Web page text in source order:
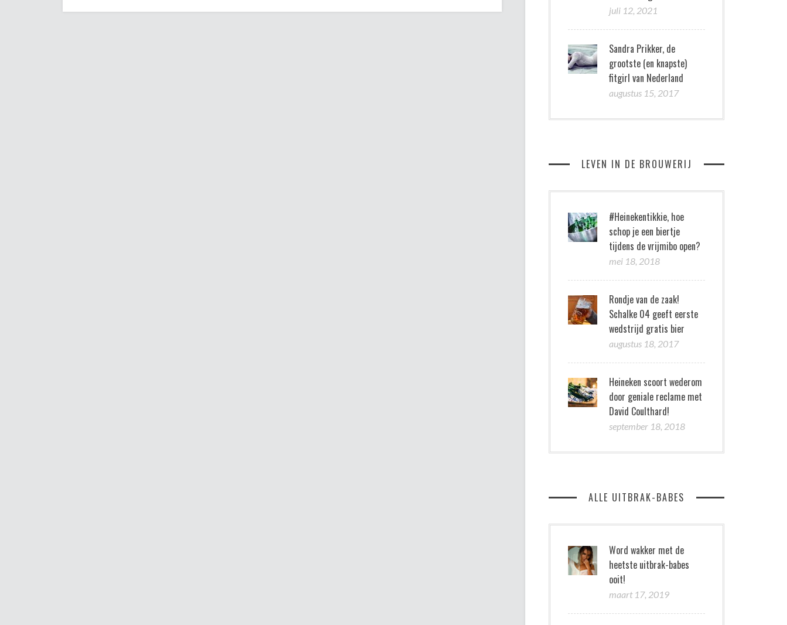
juli 12, 2021
Sandra Prikker, de
grootste (en knapste)
fitgirl van Nederland
augustus 15, 2017
LEVEN IN DE BROUWERIJ
#Heinekentikkie, hoe
schop je een biertje
tijdens de vrijmibo open?
mei 18, 2018
Rondje van de zaak!
Schalke 04 geeft eerste
wedstrijd gratis bier
augustus 18, 2017
Heineken scoort wederom
door geniale reclame met
David Coulthard!
september 18, 2018
ALLE UITBRAK-BABES
Word wakker met de
heetste uitbrak-babes
ooit!
maart 17, 2019